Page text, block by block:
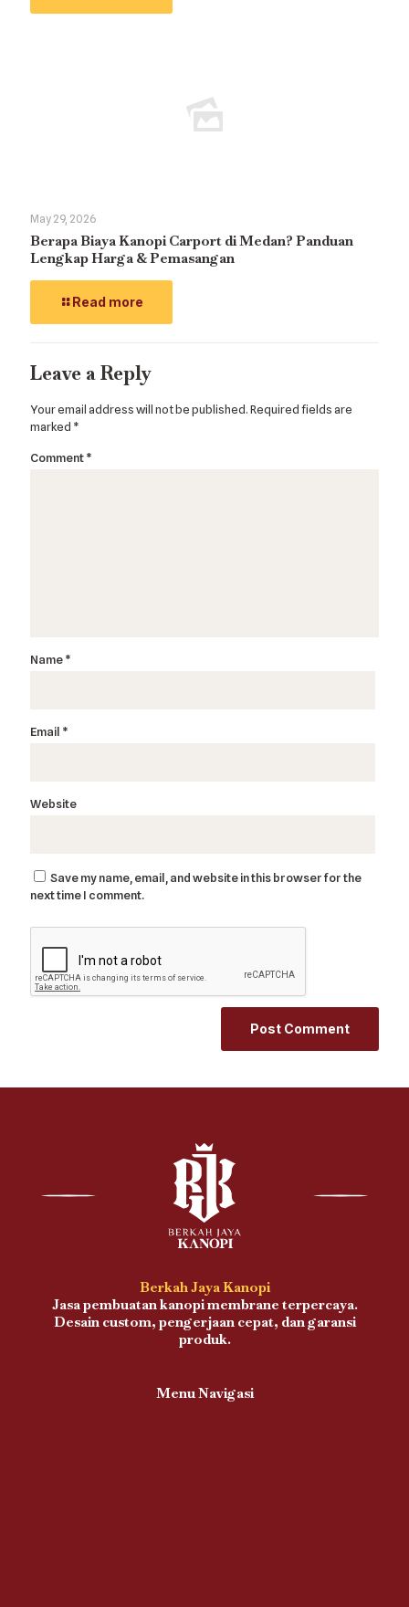
May 29, 2026
Berapa Biaya Kanopi Carport di Medan? Panduan
Lengkap Harga & Pemasangan
Read more
Leave a Reply
Your email address will not be published.Required fields are
marked *
Comment*
Name*
Email *
Website
Save my name, email, and website in this browser for the
next time I comment.
Berkah Jaya Kanopi
Jasa pembuatan kanopi membrane terpercaya.
Desain custom, pengerjaan cepat, dan garansi
produk.
Menu Navigasi